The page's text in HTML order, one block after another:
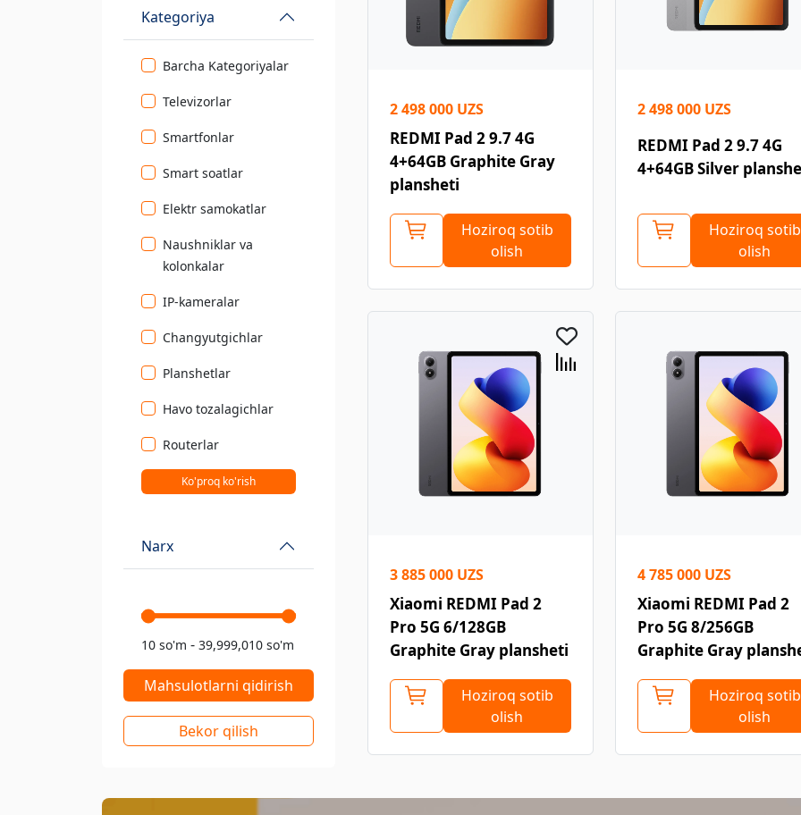
Kategoriya
Barcha Kategoriyalar
Televizorlar
Smartfonlar
Smart soatlar
Elektr samokatlar
Naushniklar va
kolonkalar
IP-kameralar
Changyutgichlar
Planshetlar
Havo tozalagichlar
Routerlar
Ko'proq ko'rish
Narx
10 so'm - 39,999,010 so'm
Mahsulotlarni qidirish
Bekor qilish
2 498 000 UZS
REDMI Pad 2 9.7 4G
4+64GB Graphite Gray
plansheti
Hoziroq sotib
olish
2 498 000 UZS
REDMI Pad 2 9.7 4G
4+64GB Silver
Hoziroq sotib
olish
3 885 000 UZS
Xiaomi REDMI Pad 2
Pro 5G 6/128GB
Graphite Gray plansheti
Hoziroq sotib
olish
4 785 000 UZS
Xiaomi REDMI Pad 2
Pro 5G 8/256GB
Graphite Gray
Hoziroq sotib
olish